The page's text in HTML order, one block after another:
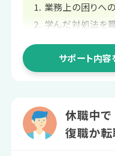
4 職場定
長く働くた
職場との関
サポート例
3 就職活
就職活動の
身につける
や身だしなみなどを学
サポート例
自分の特性を活か
反対に負担になり
自分にとって
働きやすい
業務上の困りへ
学んだ対処法を
業務の不安や要
業務の調整方法
業務上の困
サポート内容
休職中で
復職か転